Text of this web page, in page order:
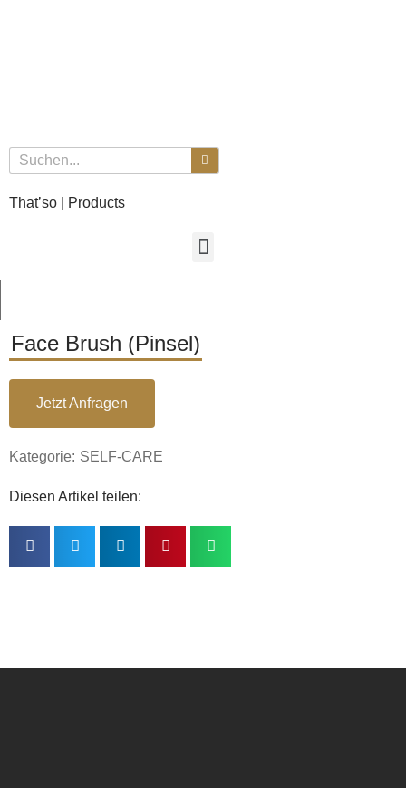
That’so | Products
Face Brush (Pinsel)
Jetzt Anfragen
Kategorie: SELF-CARE
Diesen Artikel teilen: